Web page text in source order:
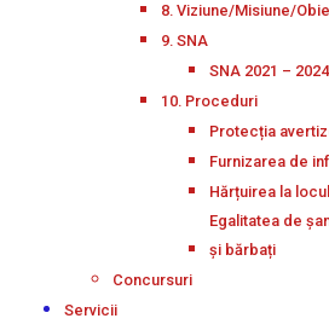
8. Viziune/Misiune/
9. SNA
SNA 2021 – 2024
10. Proceduri
Protecția
Furnizarea de
Hărțuirea la
Egalitatea de
și bărbați
Concursuri
Servicii